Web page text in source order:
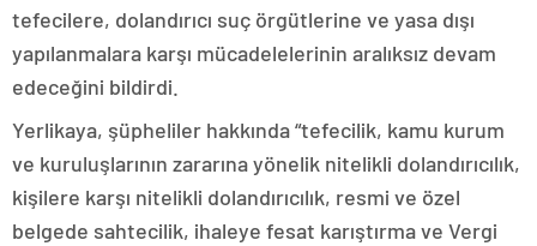
tefecilere, dolandırıcı suç örgütlerine ve yasa dışı
yapılanmalara karşı mücadelelerinin aralıksız devam
edeceğini bildirdi.
Yerlikaya, şüpheliler hakkında “tefecilik, kamu kurum
ve kuruluşlarının zararına yönelik nitelikli dolandırıcılık,
kişilere karşı nitelikli dolandırıcılık, resmi ve özel
belgede sahtecilik, ihaleye fesat karıştırma ve Vergi